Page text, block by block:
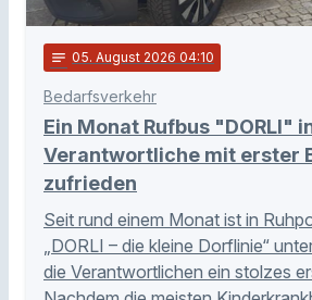
notes 05. August 2026 04:10
Bedarfsverkehr
Ein Monat Rufbus "DORLI"
Verantwortliche mit erster
zufrieden
Seit rund einem Monat ist in
„DORLI – die kleine Dorflinie“
die Verantwortlichen ein stolzes